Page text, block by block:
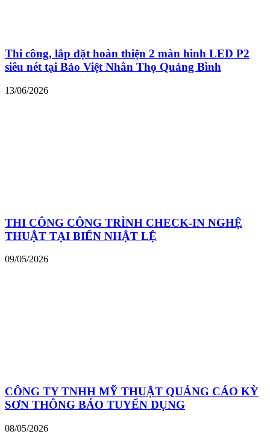
Thi công, lắp đặt hoàn thiện 2 màn hình LED P2
siêu nét tại Bảo Việt Nhân Thọ Quảng Bình
13/06/2026
THI CÔNG CÔNG TRÌNH CHECK-IN NGHỆ
THUẬT TẠI BIỂN NHẬT LỆ
09/05/2026
CÔNG TY TNHH MỸ THUẬT QUẢNG CÁO KỲ
SƠN THÔNG BÁO TUYỂN DỤNG
08/05/2026